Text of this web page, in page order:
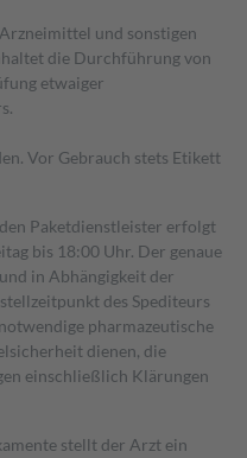
und sonstigen
die Durchführung von
etwaiger
Vor Gebrauch stets Etikett
Paketdienstleister erfolgt
bis 18:00 Uhr. Der genaue
in Abhängigkeit der
des Spediteurs
pharmazeutische
dienen, die
einschließlich Klärungen
stellt der Arzt ein